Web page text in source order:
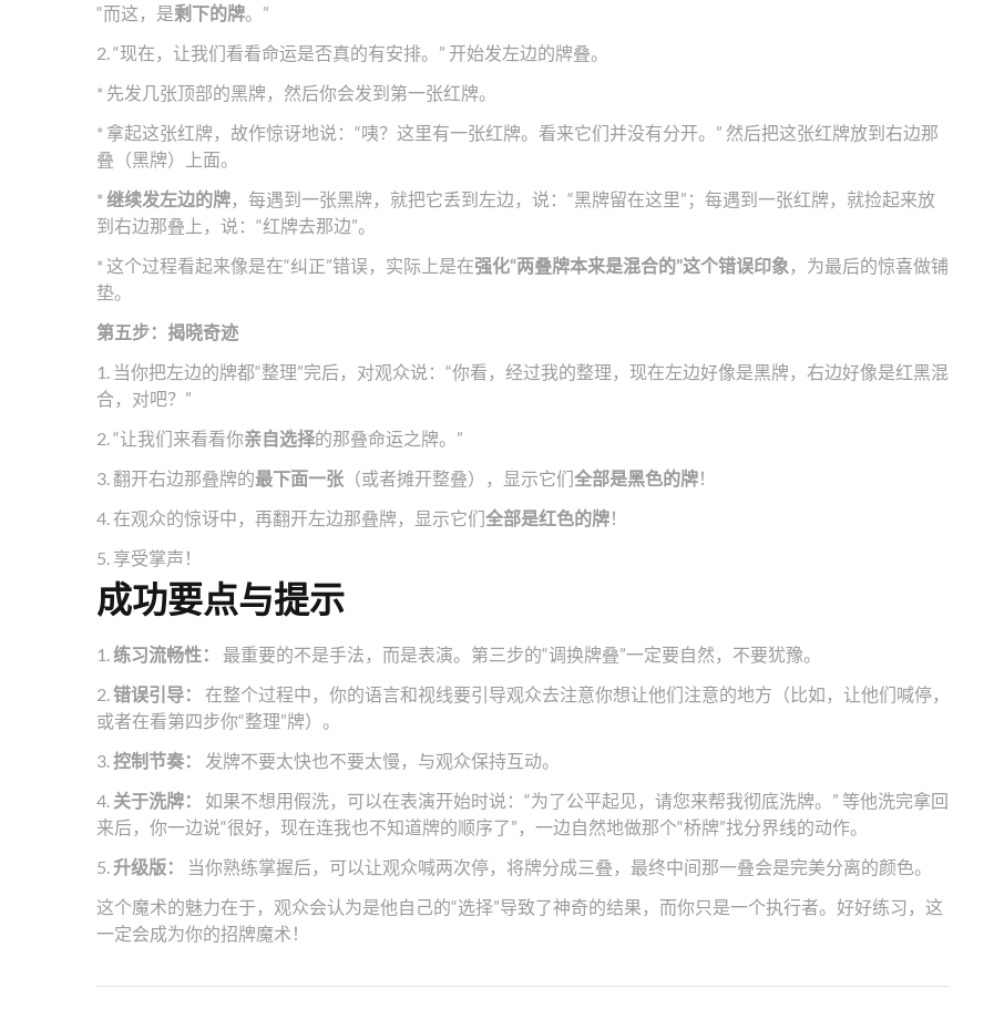
“而这，是剩下的牌。”
2. “现在，让我们看看命运是否真的有安排。” 开始发左边的牌叠。
* 先发几张顶部的黑牌，然后你会发到第一张红牌。
* 拿起这张红牌，故作惊讶地说：“咦？这里有一张红牌。看来它们并没有分开。” 然后把这张红牌放到右边那
叠（黑牌）上面。
*继续发左边的牌，每遇到一张黑牌，就把它丢到左边，说：“黑牌留在这里”；每遇到一张红牌，就捡起来放
到右边那叠上，说：“红牌去那边”。
* 这个过程看起来像是在“纠正”错误，实际上是在强化“两叠牌本来是混合的”这个错误印象 ，为最后的惊喜做铺
垫。
第五步：揭晓奇迹
1. 当你把左边的牌都“整理”完后，对观众说：“你看，经过我的整理，现在左边好像是黑牌，右边好像是红黑混
合，对吧？”
2. “让我们来看看你亲自选择的那叠命运之牌。”
3. 翻开右边那叠牌的最下面一张 （或者摊开整叠），显示它们全部是黑色的牌！
4. 在观众的惊讶中，再翻开左边那叠牌，显示它们全部是红色的牌！
5. 享受掌声！
成功要点与提示
1.练习流畅性：
最重要的不是手法，而是表演。第三步的“调换牌叠”一定要自然，不要犹豫。
2.错误引导：
在整个过程中，你的语言和视线要引导观众去注意你想让他们注意的地方（比如，让他们喊停，
或者在看第四步你“整理”牌）。
3.控制节奏：
发牌不要太快也不要太慢，与观众保持互动。
4. 关于洗牌：
如果不想用假洗，可以在表演开始时说：“为了公平起见，请您来帮我彻底洗牌。” 等他洗完拿回
来后，你一边说“很好，现在连我也不知道牌的顺序了”，一边自然地做那个“桥牌”找分界线的动作。
5. 升级版：
当你熟练掌握后，可以让观众喊两次停，将牌分成三叠，最终中间那一叠会是完美分离的颜色。
这个魔术的魅力在于，观众会认为是他自己的“选择”导致了神奇的结果，而你只是一个执行者。好好练习，这
一定会成为你的招牌魔术！